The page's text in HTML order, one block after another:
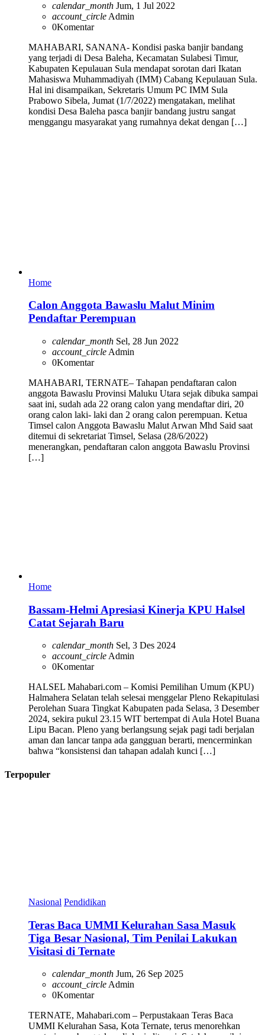
calendar_month Jum, 1 Jul 2022
account_circle Admin
0Komentar
MAHABARI, SANANA- Kondisi paska banjir bandang
yang terjadi di Desa Baleha, Kecamatan Sulabesi Timur,
Kabupaten Kepulauan Sula mendapat sorotan dari Ikatan
Mahasiswa Muhammadiyah (IMM) Cabang Kepulauan Sula.
Hal ini disampaikan, Sekretaris Umum PC IMM Sula
Prabowo Sibela, Jumat (1/7/2022) mengatakan, melihat
kondisi Desa Baleha pasca banjir bandang justru sangat
menggangu masyarakat yang rumahnya dekat dengan […]
Home
Calon Anggota Bawaslu Malut Minim
Pendaftar Perempuan
calendar_month Sel, 28 Jun 2022
account_circle Admin
0Komentar
MAHABARI, TERNATE– Tahapan pendaftaran calon
anggota Bawaslu Provinsi Maluku Utara sejak dibuka sampai
saat ini, sudah ada 22 orang calon yang mendaftar diri, 20
orang calon laki- laki dan 2 orang calon perempuan. Ketua
Timsel calon Anggota Bawaslu Malut Arwan Mhd Said saat
ditemui di sekretariat Timsel, Selasa (28/6/2022)
menerangkan, pendaftaran calon anggota Bawaslu Provinsi
[…]
Home
Bassam-Helmi Apresiasi Kinerja KPU Halsel
Catat Sejarah Baru
calendar_month Sel, 3 Des 2024
account_circleAdmin
0Komentar
HALSEL Mahabari.com – Komisi Pemilihan Umum (KPU)
Halmahera Selatan telah selesai menggelar Pleno Rekapitulasi
Perolehan Suara Tingkat Kabupaten pada Selasa, 3 Desember
2024, sekira pukul 23.15 WIT bertempat di Aula Hotel Buana
Lipu Bacan. Pleno yang berlangsung sejak pagi tadi berjalan
aman dan lancar tanpa ada gangguan berarti, mencerminkan
bahwa “konsistensi dan tahapan adalah kunci […]
Terpopuler
Nasional Pendidikan
Teras Baca UMMI Kelurahan Sasa Masuk
Tiga Besar Nasional, Tim Penilai Lakukan
Visitasi di Ternate
calendar_month Jum, 26 Sep 2025
account_circleAdmin
0Komentar
TERNATE, Mahabari.com – Perpustakaan Teras Baca
UMMI Kelurahan Sasa, Kota Ternate, terus menorehkan